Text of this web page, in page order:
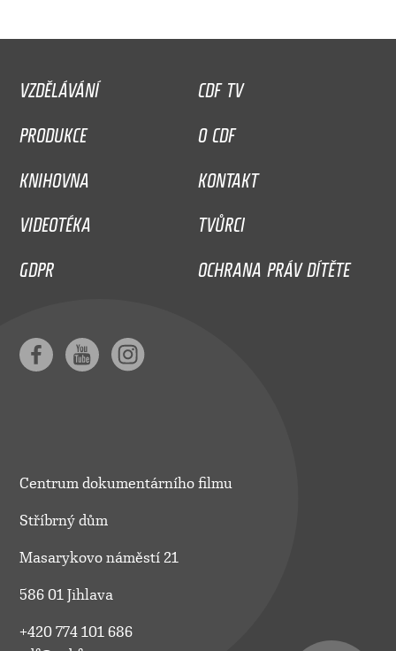
VZDĚLÁVÁNÍ
CDF TV
PRODUKCE
O CDF
KNIHOVNA
KONTAKT
VIDEOTÉKA
TVŮRCI
GDPR
OCHRANA PRÁV DÍTĚTE
Centrum dokumentárního filmu
Stříbrný dům
Masarykovo náměstí 21
586 01 Jihlava
+420 774 101 686